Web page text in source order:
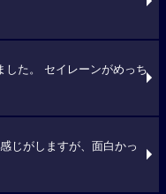
た。 セイレーンがめっち
じがしますが、面白かっ